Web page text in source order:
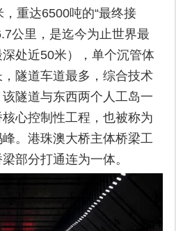
重达6500吨的“最终接
公里，是迄今为止世界最
处近50米），单个沉管体
隧道车道最多，综合技术
隧道与东西两个人工岛一
心控制性工程，也被称为
。港珠澳大桥主体桥梁工
部分打通连为一体。